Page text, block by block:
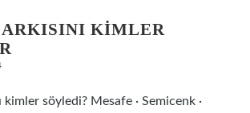
KIMLER
kimler söyledi? Mesafe · Semicenk ·